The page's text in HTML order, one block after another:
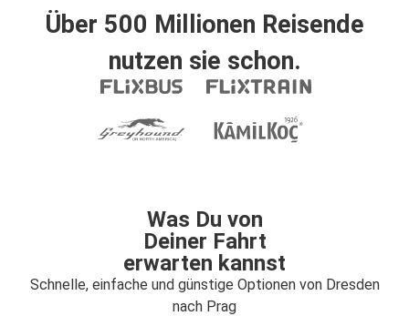
Über 500 Millionen Reisende
nutzen sie schon.
Was Du von
Deiner Fahrt
erwarten kannst
Schnelle, einfache und günstige Optionen von Dresden
nach Prag